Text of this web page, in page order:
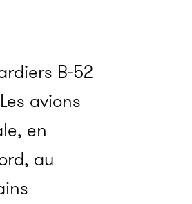
B-52
avions
en
au